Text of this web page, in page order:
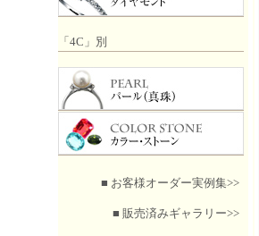
「4C」別
■ お客様オーダー実例集>>
■ 販売済みギャラリー>>